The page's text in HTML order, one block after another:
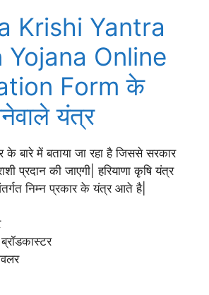
Krishi Yantra
Yojana Online
Form के
यंत्र
बारे में बताया जा रहा है जिससे सरकार
प्रदान की जाएगी| हरियाणा कृषि यंत्र
निम्न प्रकार के यंत्र आते है|